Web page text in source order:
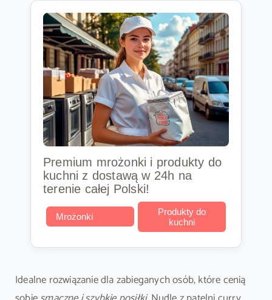
Premium mrożonki i produkty do
kuchni z dostawą w 24h na
terenie całej Polski!
Mrożonki
Produkty do
kuchni
Idealne rozwiązanie dla zabieganych osób, które cenią